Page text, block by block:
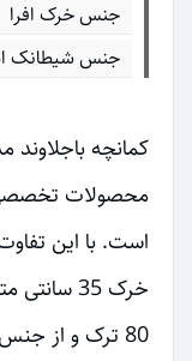
جنس خرک افرا
جنس شیطانک
محصولات تخصصی
است. با این
خرک 35
80 ترک و از جنس مرغوب گردو تولید شده است.